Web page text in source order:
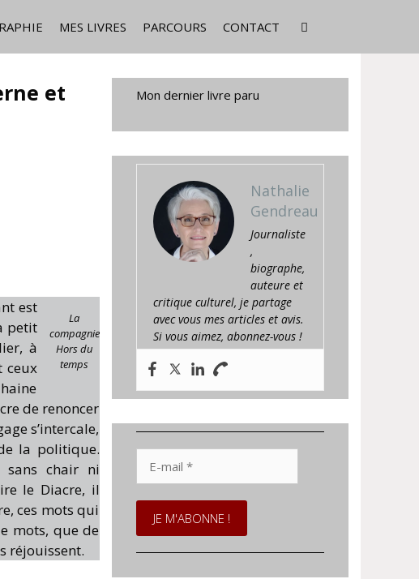
MES LIVRES PARCOURS CONTACT
et
La
compagnie
Hors du
temps
est
petit
à
ceux
de renoncer
s’intercale,
la politique.
sans chair ni
le Diacre, il
ces mots qui
mots, que de
réjouissent.
Mon dernier livre paru
Nathalie
Gendreau
Journaliste
,
biographe,
auteure et
critique culturel, je partage
avec vous mes articles et avis.
Si vous aimez, abonnez-vous !
mail
*